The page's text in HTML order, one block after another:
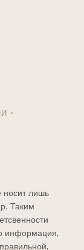
лишь
Таким
информация,